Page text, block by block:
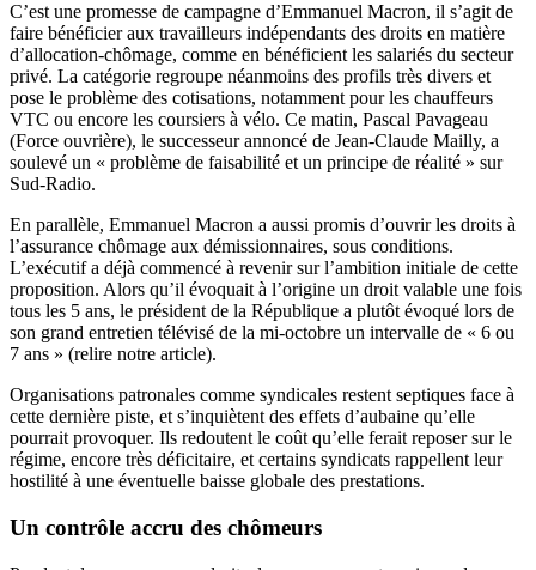
C’est une promesse de campagne d’Emmanuel Macron, il s’agit de
faire bénéficier aux travailleurs indépendants des droits en matière
d’allocation-chômage, comme en bénéficient les salariés du secteur
privé. La catégorie regroupe néanmoins des profils très divers et
pose le problème des cotisations, notamment pour les chauffeurs
VTC ou encore les coursiers à vélo. Ce matin, Pascal Pavageau
(Force ouvrière), le successeur annoncé de Jean-Claude Mailly, a
soulevé un « problème de faisabilité et un principe de réalité » sur
Sud-Radio.
En parallèle, Emmanuel Macron a aussi promis d’ouvrir les droits à
l’assurance chômage aux démissionnaires, sous conditions.
L’exécutif a déjà commencé à revenir sur l’ambition initiale de cette
proposition. Alors qu’il évoquait à l’origine un droit valable une fois
tous les 5 ans, le président de la République a plutôt évoqué lors de
son grand entretien télévisé de la mi-octobre un intervalle de « 6 ou
7 ans » (relire notre article).
Organisations patronales comme syndicales restent septiques face à
cette dernière piste, et s’inquiètent des effets d’aubaine qu’elle
pourrait provoquer. Ils redoutent le coût qu’elle ferait reposer sur le
régime, encore très déficitaire, et certains syndicats rappellent leur
hostilité à une éventuelle baisse globale des prestations.
Un contrôle accru des chômeurs